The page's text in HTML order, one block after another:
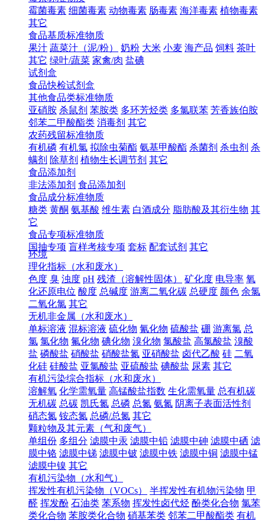
霉菌毒素 细菌毒素 动物毒素 肠毒素 海洋毒素 植物毒素
其它
食品基质标准物质
果汁 蔬菜汁（泥/粉） 奶粉 大米 小麦 海产品 饲料 茶叶
其它 绿叶/蔬菜 家禽/肉 盐碘
试剂盒
食品快检试剂盒
其他食品类标准物质
亚硝胺 杀鼠剂 苯胺类 多环芳烃类 多氯联苯 芳香族伯胺
邻苯二甲酸酯类 消毒剂 其它
农药残留标准物质
有机磷 有机氯 拟除虫菊酯 氨基甲酸酯 杀菌剂 杀虫剂 杀
螨剂 除草剂 植物生长调节剂 其它
食品添加剂
非法添加剂 食品添加剂
食品成分标准物质
糖类 黄酮 氨基酸 维生素 白酒成分 脂肪酸及其衍生物 其
它
食品专项标准物质
国抽专项 盲样考核专项 套标 配套试剂 其它
环境
理化指标（水和废水）
色度 臭 浊度 pH 残渣（溶解性固体） 矿化度 电导率 氧
化还原电位 酸度 总碱度 游离二氧化碳 总硬度 颜色 余氯
二氧化氯 其它
无机非金属（水和废水）
单标溶液 混标溶液 硫化物 氰化物 硫酸盐 硼 游离氯 总
氯 氯化物 氟化物 碘化物 溴化物 氯酸盐 高氯酸盐 溴酸
盐 磷酸盐 硝酸盐 硝酸盐氮 亚硝酸盐 卤代乙酸 硅 二氧
化硅 硅酸盐 亚氯酸盐 亚硫酸盐 碘酸盐 尿素 其它
有机污染综合指标（水和废水）
溶解氧 化学需氧量 高锰酸盐指数 生化需氧量 总有机碳
无机碳 总碳 凯氏氮 总磷 总氮 氨氮 阴离子表面活性剂
硝态氮 铵态氮 总磷/总氮 其它
颗粒物及其元素（气和废气）
单组份 多组分 滤膜中汞 滤膜中铅 滤膜中砷 滤膜中硒 滤
膜中铬 滤膜中锑 滤膜中铍 滤膜中铁 滤膜中铜 滤膜中锰
滤膜中镍 其它
有机污染物（水和气）
挥发性有机污染物（VOCs）
半挥发性有机物污染物 甲
醛 挥发酚 石油类 苯系物 挥发性卤代烃 酚类化合物 氯苯
类化合物 苯胺类化合物 硝基苯类 邻苯二甲酸酯类 有机